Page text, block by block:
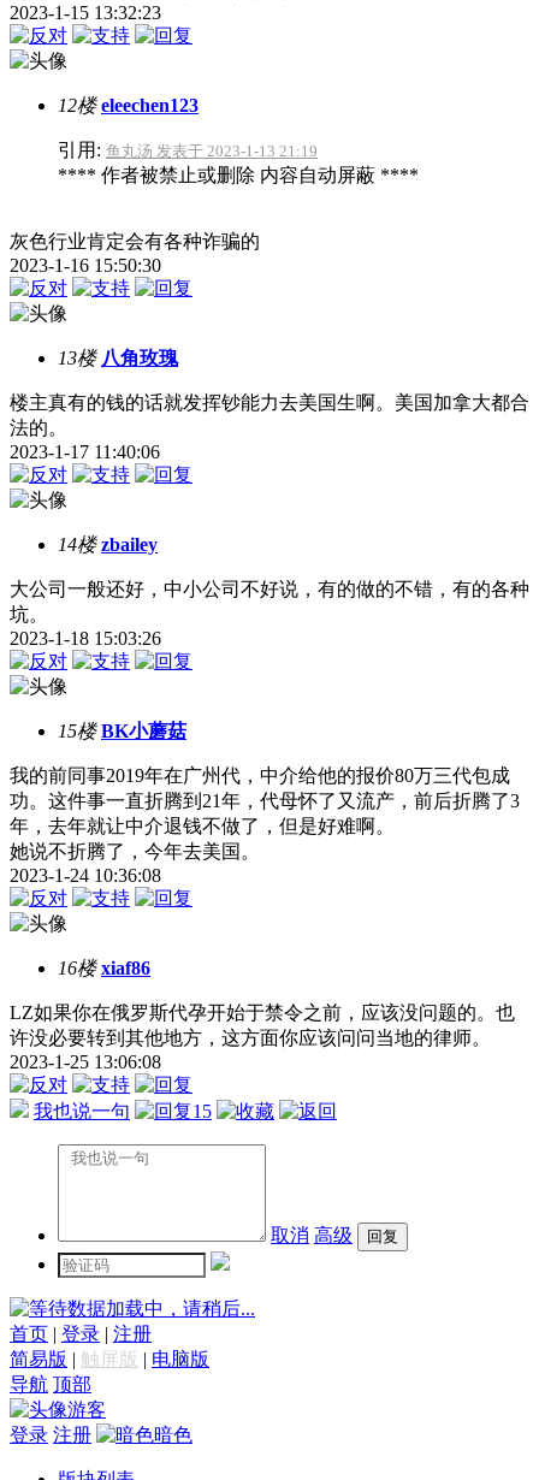
2023-1-15 13:32:23
12楼 eleechen123
引用: 鱼丸汤 发表于 2023-1-13 21:19
**** 作者被禁止或删除 内容自动屏蔽 ****
灰色行业肯定会有各种诈骗的
2023-1-16 15:50:30
13楼 八角玫瑰
楼主真有的钱的话就发挥钞能力去美国生啊。美国加拿大都合
法的。
2023-1-17 11:40:06
14楼 zbailey
大公司一般还好，中小公司不好说，有的做的不错，有的各种
坑。
2023-1-18 15:03:26
15楼 BK小蘑菇
我的前同事2019年在广州代，中介给他的报价80万三代包成
功。这件事一直折腾到21年，代母怀了又流产，前后折腾了3
年，去年就让中介退钱不做了，但是好难啊。
她说不折腾了，今年去美国。
2023-1-24 10:36:08
16楼 xiaf86
LZ如果你在俄罗斯代孕开始于禁令之前，应该没问题的。也
许没必要转到其他地方，这方面你应该问问当地的律师。
2023-1-25 13:06:08
我也说一句 15
取消 高级
数据加载中，请稍后...
首页 | 登录 | 注册
简易版 | 触屏版 | 电脑版
导航 顶部
游客
登录 注册 暗色